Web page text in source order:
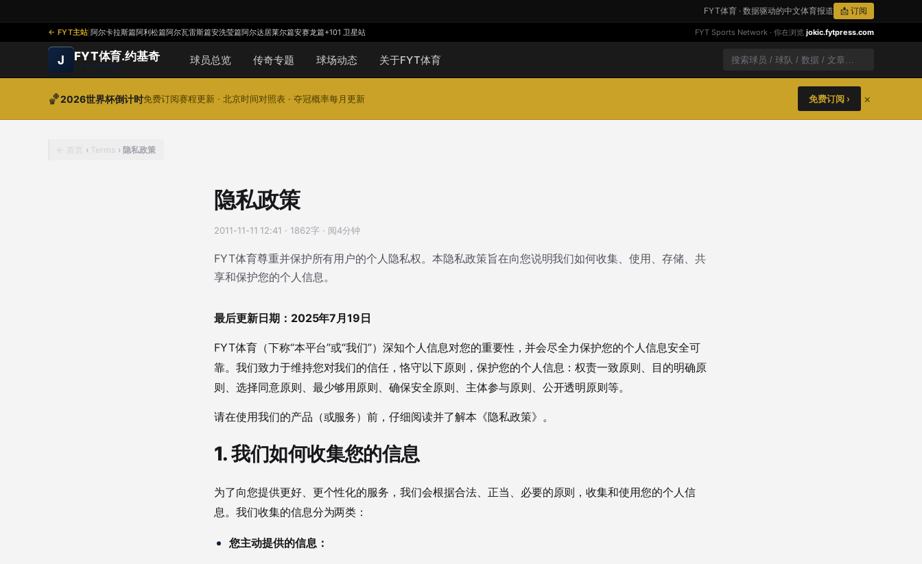
FYT体育 · 数据驱动的中文体育报道 📩 订阅
FYT主站 阿尔卡拉斯篇阿利松篇阿尔瓦雷斯篇安洗莹篇阿尔达居莱尔篇安赛龙篇+101 卫星站 FYT Sports Network · 你在浏览 jokic.fytpress.com
J FYT体育.约基奇
FYT JOKIC 球员总览 传奇专题 球场动态 关于FYT体育
🏀2026世界杯倒计时免费订阅赛程更新 · 北京时间对照表 · 夺冠概率每月更新 免费订阅 › ×
首页 › Terms › 隐私政策
隐私政策
2011-11-11 12:41 · 1862字 · 阅4分钟
FYT体育尊重并保护所有用户的个人隐私权。本隐私政策旨在向您说明我们如何收集、使用、存储、共
享和保护您的个人信息。
最后更新日期：2025年7月19日
FYT体育（下称“本平台”或“我们”）深知个人信息对您的重要性，并会尽全力保护您的个人信息安全可
靠。我们致力于维持您对我们的信任，恪守以下原则，保护您的个人信息：权责一致原则、目的明确原
则、选择同意原则、最少够用原则、确保安全原则、主体参与原则、公开透明原则等。
请在使用我们的产品（或服务）前，仔细阅读并了解本《隐私政策》。
1. 我们如何收集您的信息
为了向您提供更好、更个性化的服务，我们会根据合法、正当、必要的原则，收集和使用您的个人信
息。我们收集的信息分为两类：
您主动提供的信息：